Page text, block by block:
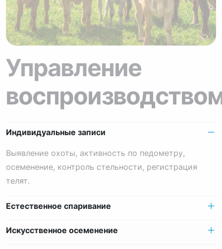
Управление
Индивидуальные записи
Выявление охоты, активность по педометру,
осеменение, контроль стельности, регистрация
телят.
Естественное спаривание
Искусственное осеменение